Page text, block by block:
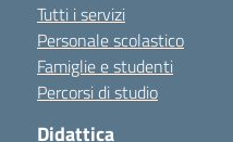
Tutti i servizi
Personale scolastico
Famiglie e studenti
Percorsi di studio
Didattica